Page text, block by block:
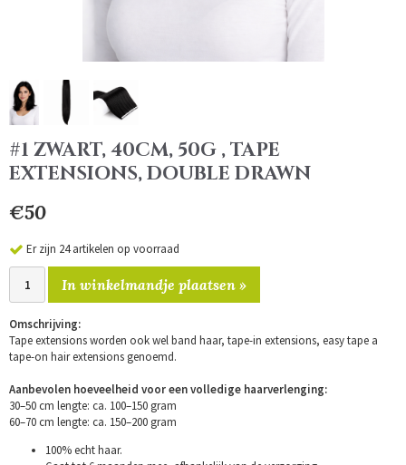
#1 ZWART, 40CM, 50G , TAPE
EXTENSIONS, DOUBLE DRAWN
€50
Er zijn 24 artikelen op voorraad
In winkelmandje plaatsen »
Omschrijving:
Tape extensions worden ook wel band haar, tape-in extensions, easy tape a
tape-on hair extensions genoemd.
Aanbevolen hoeveelheid voor een volledige haarverlenging:
30–50 cm lengte: ca. 100–150 gram
60–70 cm lengte: ca. 150–200 gram
100% echt haar.